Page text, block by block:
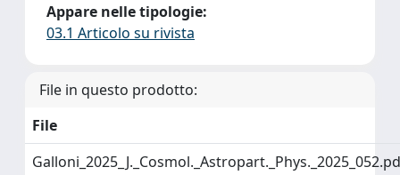
Appare nelle tipologie:
03.1 Articolo su rivista
File in questo prodotto:
File